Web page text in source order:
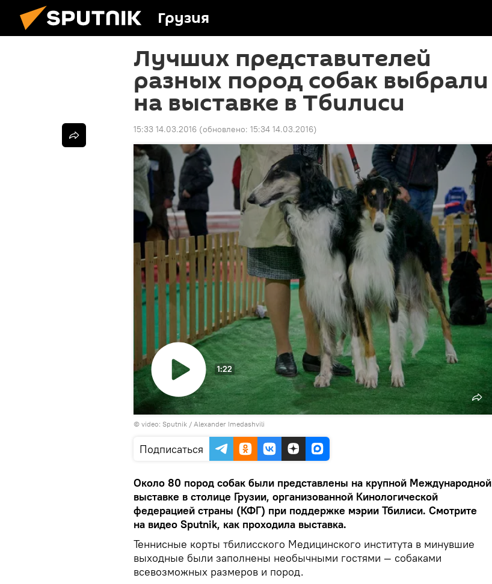
Грузия
Лучших представителей
разных пород собак выбрали
на выставке в Тбилиси
15:33 14.03.2016 (обновлено: 15:34 14.03.2016)
Воспроизвести
видео
1:22
© video: Sputnik / Alexander Imedashvili
Подписаться
Около 80 пород собак были представлены на крупной Международной
выставке в столице Грузии, организованной Кинологической
федерацией страны (КФГ) при поддержке мэрии Тбилиси. Смотрите
на видео Sputnik, как проходила выставка.
Теннисные корты тбилисского Медицинского института в минувшие
выходные были заполнены необычными гостями — собаками
всевозможных размеров и пород.